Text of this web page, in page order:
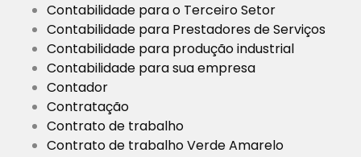
Contabilidade para o Terceiro Setor
Contabilidade para Prestadores de Serviços
Contabilidade para produção industrial
Contabilidade para sua empresa
Contador
Contratação
Contrato de trabalho
Contrato de trabalho Verde Amarelo